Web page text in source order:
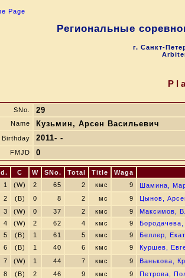
Page
Региональные
г. Санкт-
SNo. 29
Name Кузьмин, Арсен Васильевич
Birthday 2011- -
FMJD 0
C W SNo. Total Title
Waga
1
(W) 2 65 2 кмс 9
Шамина,
2
(B) 0 8 2 мс 9
Цынов,
3
(W) 0 37 2 кмс 9
Максимов,
4
(W) 2 62 4 кмс 9
5
(B) 1 61 5 кмс 9
Беллер,
6
(B) 1 40 6 кмс 9
Куршев,
7
(W) 1 44 7 кмс 9
Ванькова,
8
(B) 2 46 9 кмс 9
Петрова,